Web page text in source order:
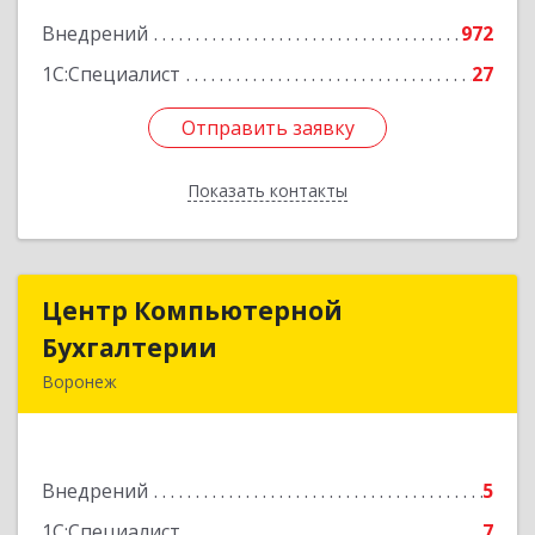
Внедрений
972
1С:Специалист
27
Отправить заявку
Показать контакты
Отправить заявку
Назад
Центр Компьютерной
Бухгалтерии
Воронеж
Внедрений
5
Центр Компьютерной
Подробнее